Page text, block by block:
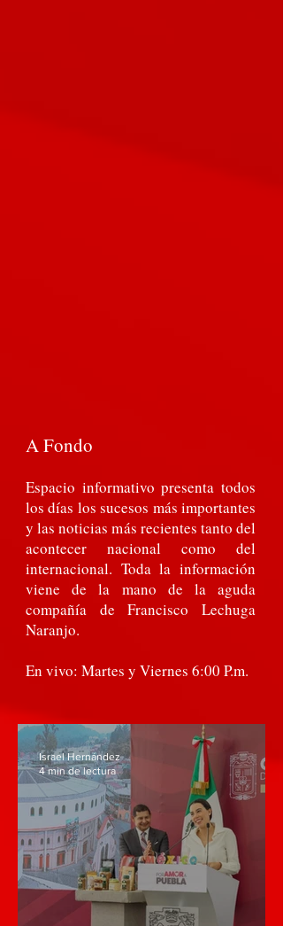
A Fondo
Espacio informativo presenta todos
los días los sucesos más importantes
y las noticias más recientes tanto del
acontecer nacional como del
internacional. Toda la información
viene de la mano de la aguda
compañía de Francisco Lechuga
Naranjo.
En vivo: Martes y Viernes 6:00 P.m.
Israel Hernández
4 min de lectura